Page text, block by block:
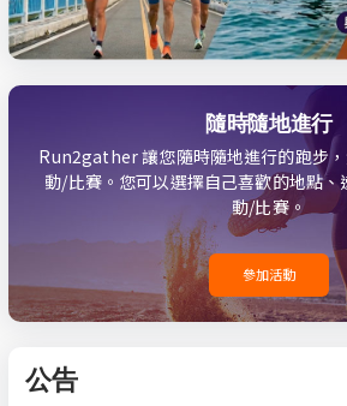
隨時隨地進行
Run2gather 讓您隨時隨地進行的跑步
動/比賽。您可以選擇自己喜歡的地點、
動/比賽。
參加活動
公告